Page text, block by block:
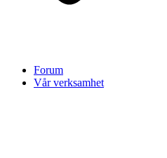
Forum
Vår verksamhet